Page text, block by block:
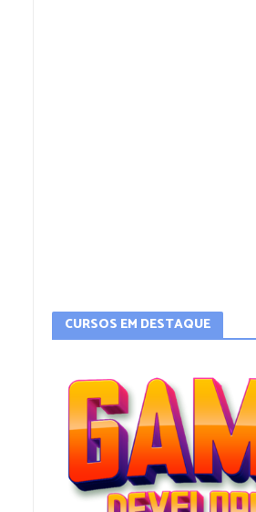
CURSOS EM DESTAQUE